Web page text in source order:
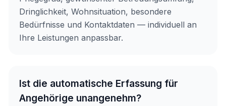
Dringlichkeit, Wohnsituation, besondere
Bedürfnisse und Kontaktdaten — individuell an
Ihre Leistungen anpassbar.
Ist die automatische Erfassung für
Angehörige unangenehm?